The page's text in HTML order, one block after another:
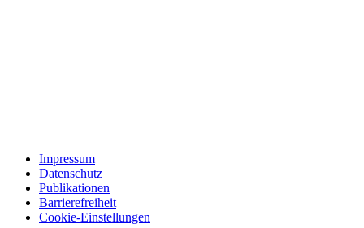
Impressum
Datenschutz
Publikationen
Barrierefreiheit
Cookie-Einstellungen